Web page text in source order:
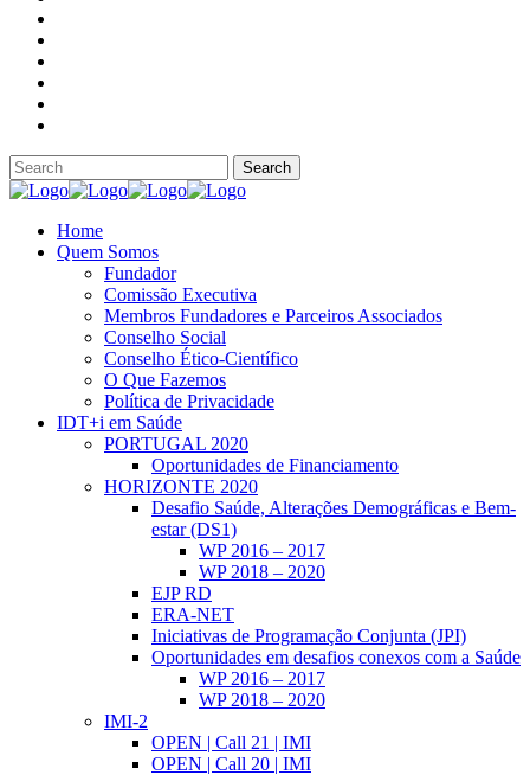
Home
Quem Somos
Fundador
Comissão Executiva
Membros Fundadores e Parceiros Associados
Conselho Social
Conselho Ético-Científico
O Que Fazemos
Política de Privacidade
IDT+i em Saúde
PORTUGAL 2020
Oportunidades de Financiamento
HORIZONTE 2020
Desafio Saúde, Alterações Demográficas e Bem-
estar (DS1)
WP 2016 – 2017
WP 2018 – 2020
EJP RD
ERA-NET
Iniciativas de Programação Conjunta (JPI)
Oportunidades em desafios conexos com a Saúde
WP 2016 – 2017
WP 2018 – 2020
IMI-2
OPEN | Call 21 | IMI
OPEN | Call 20 | IMI